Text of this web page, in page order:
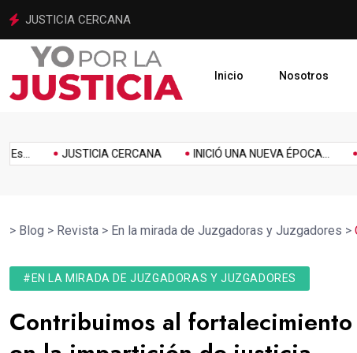
INICIÓ UNA NUEVA ÉPOCA PARA LA JUSTICIA MEXIQUENSE
Inicio Nosotros
JUSTICIA CERCANA INICIÓ UNA NUEVA ÉPOCA...
Homenaje Inclusión Innovación Link Music Politics
> Blog > Revista > En la mirada de Juzgadoras y Juzgadores >
#EN LA MIRADA DE JUZGADORAS Y JUZGADORES
Contribuimos al